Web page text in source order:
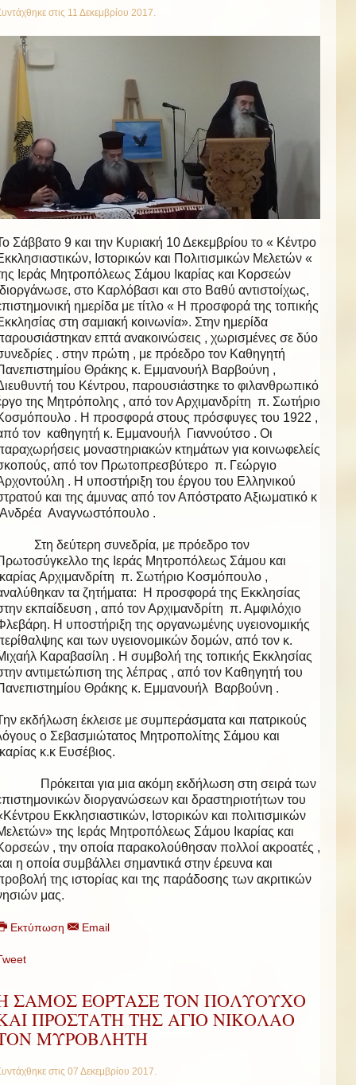
στις 11 Δεκεμβρίου 2017.
Σάββατο 9 και την Κυριακή 10 Δεκεμβρίου το « Κέντρο
Ιστορικών και Πολιτισμικών Μελετών «
Ιεράς Μητροπόλεως Σάμου Ικαρίας και Κορσεών
στο Καρλόβασι και στο Βαθύ αντιστοίχως,
ημερίδα με τίτλο « Η προσφορά της τοπικής
στη σαμιακή κοινωνία». Στην ημερίδα
επτά ανακοινώσεις , χωρισμένες σε δύο
. στην πρώτη , με πρόεδρο τον Καθηγητή
Θράκης κ. Εμμανουήλ Βαρβούνη ,
του Κέντρου, παρουσιάστηκε το φιλανθρωπικό
της Μητρόπολης , από τον Αρχιμανδρίτη π. Σωτήριο
. Η προσφορά στους πρόσφυγες του 1922 ,
τον καθηγητή κ. Εμμανουήλ Γιαννούτσο . Οι
μοναστηριακών κτημάτων για κοινωφελείς
από τον Πρωτοπρεσβύτερο π. Γεώργιο
. Η υποστήριξη του έργου του Ελληνικού
και της άμυνας από τον Απόστρατο Αξιωματικό κ
Αναγνωστόπουλο .
δεύτερη συνεδρία, με πρόεδρο τον
της Ιεράς Μητροπόλεως Σάμου και
Αρχιμανδρίτη π. Σωτήριο Κοσμόπουλο ,
τα ζητήματα: Η προσφορά της Εκκλησίας
εκπαίδευση , από τον Αρχιμανδρίτη π. Αμφιλόχιο
Η υποστήριξη της οργανωμένης υγειονομικής
και των υγειονομικών δομών, από τον κ.
Καραβασίλη . Η συμβολή της τοπικής Εκκλησίας
αντιμετώπιση της λέπρας , από τον Καθηγητή του
Θράκης κ. Εμμανουήλ Βαρβούνη .
εκδήλωση έκλεισε με συμπεράσματα και πατρικούς
ο Σεβασμιώτατος Μητροπολίτης Σάμου και
κ.κ Ευσέβιος.
για μια ακόμη εκδήλωση στη σειρά των
διοργανώσεων και δραστηριοτήτων του
Εκκλησιαστικών, Ιστορικών και πολιτισμικών
της Ιεράς Μητροπόλεως Σάμου Ικαρίας και
, την οποία παρακολούθησαν πολλοί ακροατές ,
η οποία συμβάλλει σημαντικά στην έρευνα και
της ιστορίας και της παράδοσης των ακριτικών
μας.
Εκτύπωση Email
ΣΑΜΟΣ ΕΟΡΤΑΣΕ ΤΟΝ ΠΟΛΥΟΥΧΟ
ΠΡΟΣΤΑΤΗ ΤΗΣ ΑΓΙΟ ΝΙΚΟΛΑΟ
ΜΥΡΟΒΛΗΤΗ
στις 07 Δεκεμβρίου 2017